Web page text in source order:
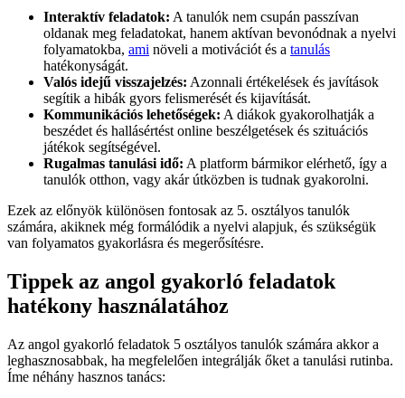
Interaktív feladatok: A tanulók nem csupán passzívan
oldanak meg feladatokat, hanem aktívan bevonódnak a nyelvi
folyamatokba, ami növeli a motivációt és a tanulás
hatékonyságát.
Valós idejű visszajelzés: Azonnali értékelések és javítások
segítik a hibák gyors felismerését és kijavítását.
Kommunikációs lehetőségek: A diákok gyakorolhatják a
beszédet és hallásértést online beszélgetések és szituációs
játékok segítségével.
Rugalmas tanulási idő: A platform bármikor elérhető, így a
tanulók otthon, vagy akár útközben is tudnak gyakorolni.
Ezek az előnyök különösen fontosak az 5. osztályos tanulók
számára, akiknek még formálódik a nyelvi alapjuk, és szükségük
van folyamatos gyakorlásra és megerősítésre.
Tippek az angol gyakorló feladatok
hatékony használatához
Az angol gyakorló feladatok 5 osztályos tanulók számára akkor a
leghasznosabbak, ha megfelelően integrálják őket a tanulási rutinba.
Íme néhány hasznos tanács: